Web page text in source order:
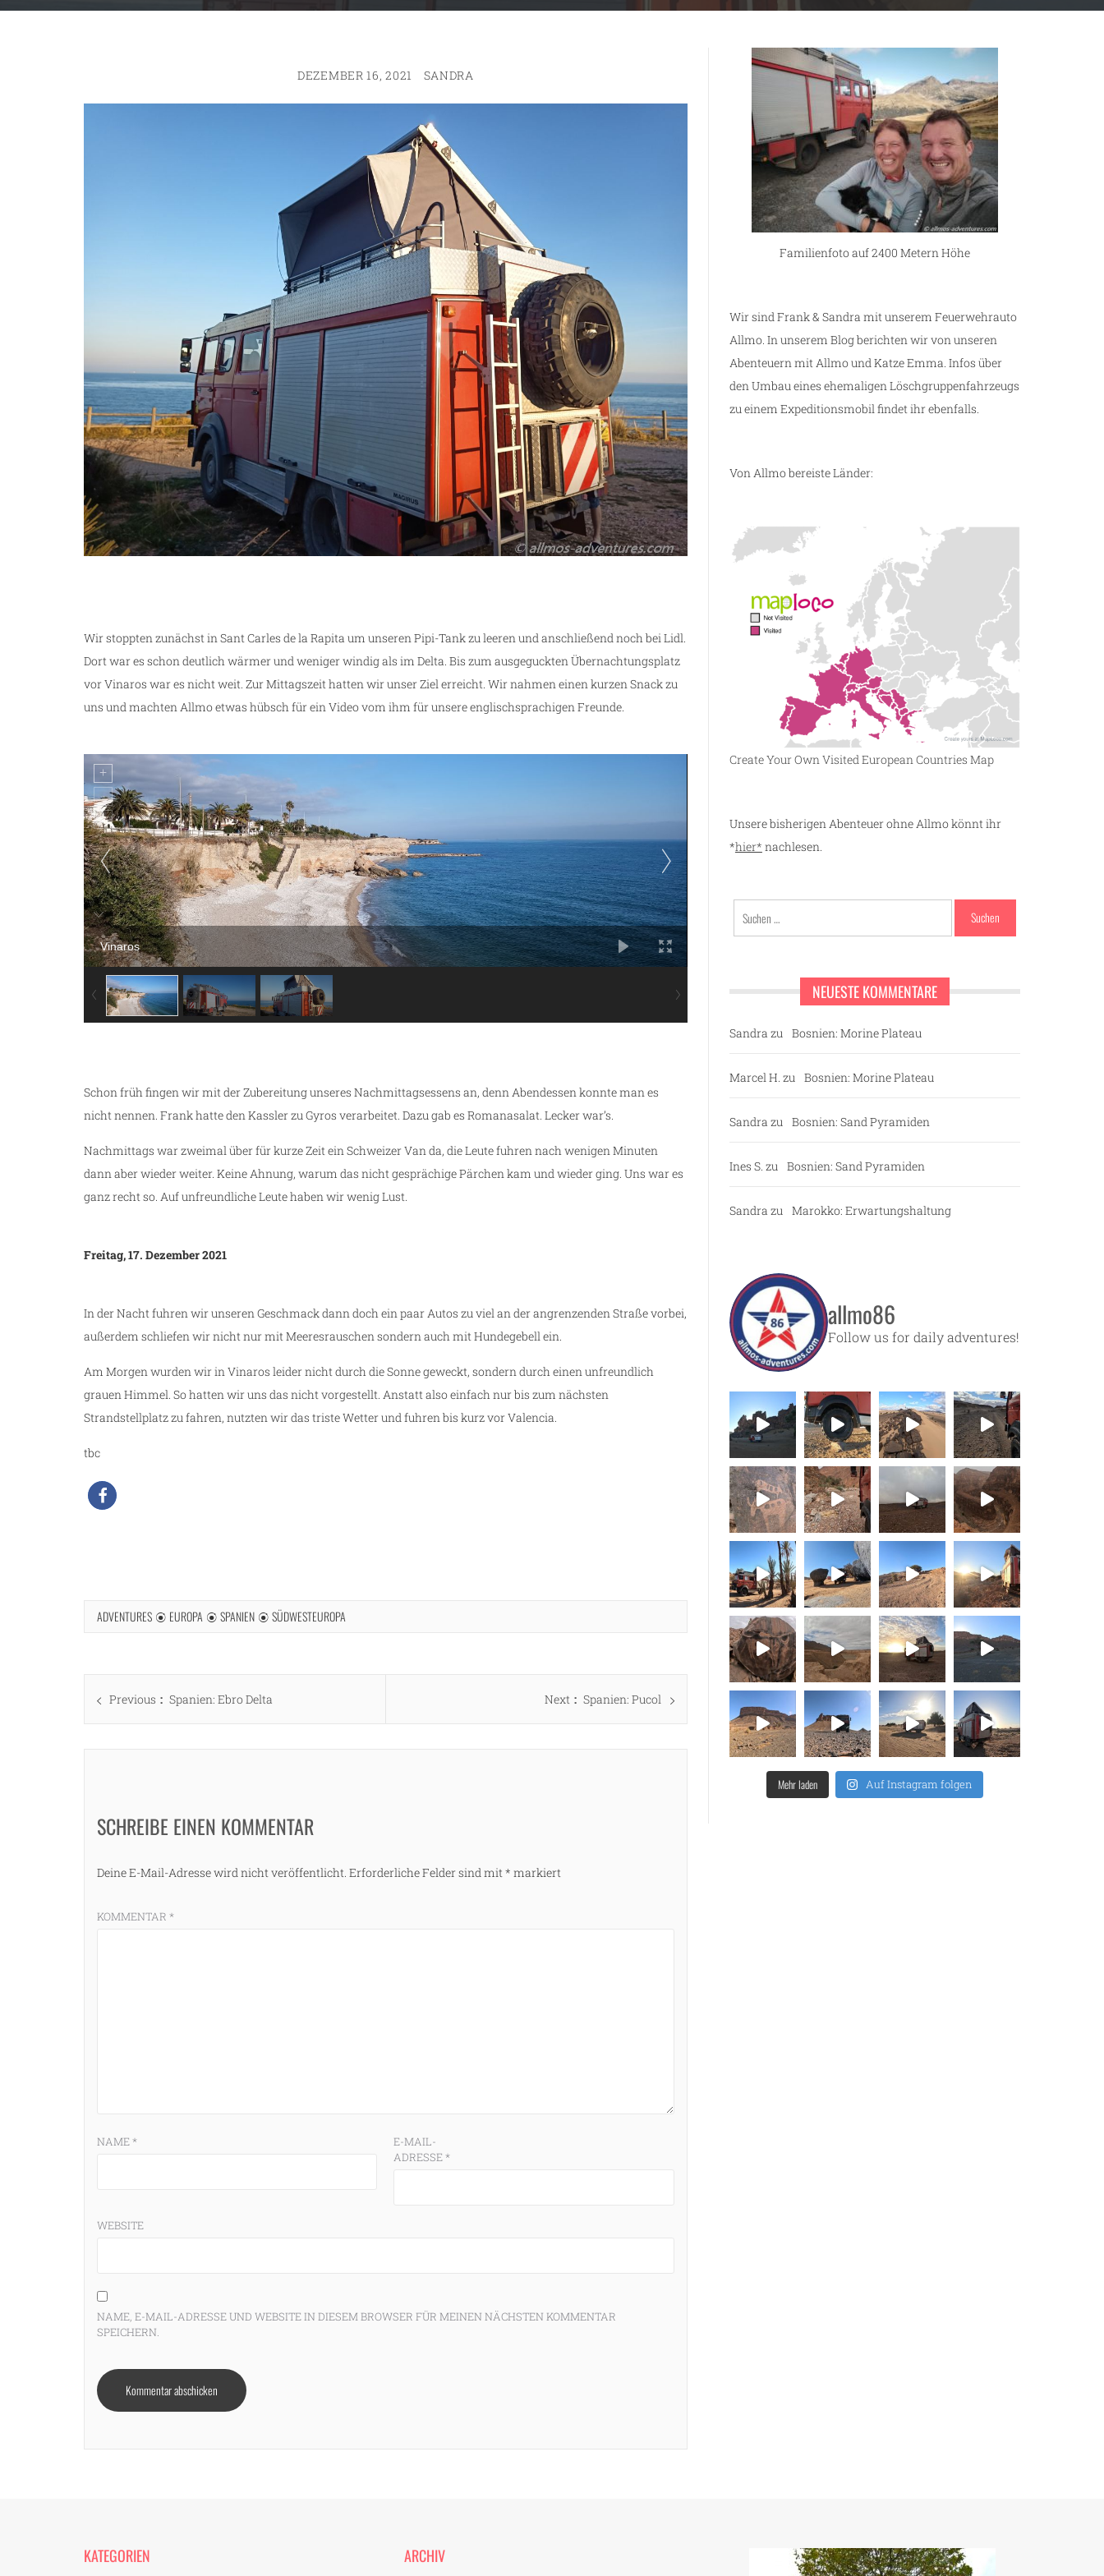
DEZEMBER 16, 2021 SANDRA
Wir stoppten zunächst in Sant Carles de la Rapita um unseren Pipi-Tank zu leeren und anschließend noch bei Lidl.
Dort war es schon deutlich wärmer und weniger windig als im Delta. Bis zum ausgeguckten Übernachtungsplatz
vor Vinaros war es nicht weit. Zur Mittagszeit hatten wir unser Ziel erreicht. Wir nahmen einen kurzen Snack zu
uns und machten Allmo etwas hübsch für ein Video vom ihm für unsere englischsprachigen Freunde.
Vinaros
Schon früh fingen wir mit der Zubereitung unseres Nachmittagsessens an, denn Abendessen konnte man es
nicht nennen. Frank hatte den Kassler zu Gyros verarbeitet. Dazu gab es Romanasalat. Lecker war’s.
Nachmittags war zweimal über für kurze Zeit ein Schweizer Van da, die Leute fuhren nach wenigen Minuten
dann aber wieder weiter. Keine Ahnung, warum das nicht gesprächige Pärchen kam und wieder ging. Uns war es
ganz recht so. Auf unfreundliche Leute haben wir wenig Lust.
Freitag, 17. Dezember 2021
In der Nacht fuhren wir unseren Geschmack dann doch ein paar Autos zu viel an der angrenzenden Straße vorbei,
außerdem schliefen wir nicht nur mit Meeresrauschen sondern auch mit Hundegebell ein.
Am Morgen wurden wir in Vinaros leider nicht durch die Sonne geweckt, sondern durch einen unfreundlich
grauen Himmel. So hatten wir uns das nicht vorgestellt. Anstatt also einfach nur bis zum nächsten
Strandstellplatz zu fahren, nutzten wir das triste Wetter und fuhren bis kurz vor Valencia.
tbc
ADVENTURES EUROPA SPANIEN SÜDWESTEUROPA
Beitragsnavigation
Previous
Previous
Spanien: Ebro Delta Next
Next
Spanien: Pucol
SCHREIBE EINEN KOMMENTAR
Deine E-Mail-Adresse wird nicht veröffentlicht. Erforderliche Felder sind mit* markiert
KOMMENTAR *
NAME*
E-MAIL-
ADRESSE*
WEBSITE
NAME, E-MAIL-ADRESSE UND WEBSITE IN DIESEM BROWSER FÜR MEINEN NÄCHSTEN KOMMENTAR
SPEICHERN.
Familienfoto auf 2400 Metern Höhe
Wir sind Frank & Sandra mit unserem Feuerwehrauto
Allmo. In unserem Blog berichten wir von unseren
Abenteuern mit Allmo und Katze Emma. Infos über
den Umbau eines ehemaligen Löschgruppenfahrzeugs
zu einem Expeditionsmobil findet ihr ebenfalls.
Von Allmo bereiste Länder:
Create Your Own Visited European Countries Map
Unsere bisherigen Abenteuer ohne Allmo könnt ihr
*hier* nachlesen.
Suchen
nach:
NEUESTE KOMMENTARE
Sandra zu Bosnien: Morine Plateau
Marcel H. zu Bosnien: Morine Plateau
Sandra zu Bosnien: Sand Pyramiden
Ines S. zu Bosnien: Sand Pyramiden
Sandra zu Marokko: Erwartungshaltung
allmo86
Follow us for daily adventures!
Mehr laden Auf Instagram folgen
KATEGORIEN ARCHIV